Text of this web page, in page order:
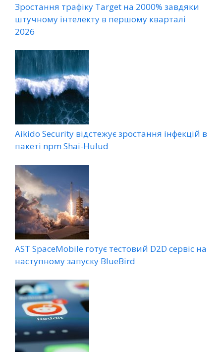
Зростання трафіку Target на 2000% завдяки
штучному інтелекту в першому кварталі
2026
Aikido Security відстежує зростання інфекцій в
пакеті npm Shai-Hulud
AST SpaceMobile готує тестовий D2D сервіс на
наступному запуску BlueBird